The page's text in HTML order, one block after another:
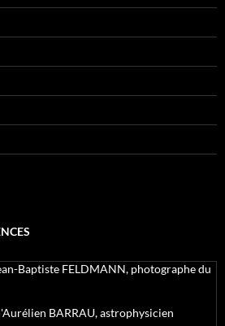
Baptiste FELDMANN, photographe du
BARRAU, astrophysicien